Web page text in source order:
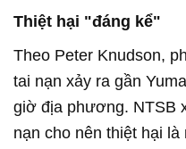
Thiệt hại "đáng kể"
Theo Peter Knudson,
tai nạn xảy ra gần
giờ địa phương. NTSB
nạn cho nên thiệt hại